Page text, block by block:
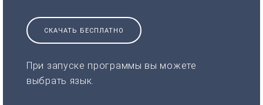
СКАЧАТЬ БЕСПЛАТНО
При запуске программы вы можете
выбрать язык.